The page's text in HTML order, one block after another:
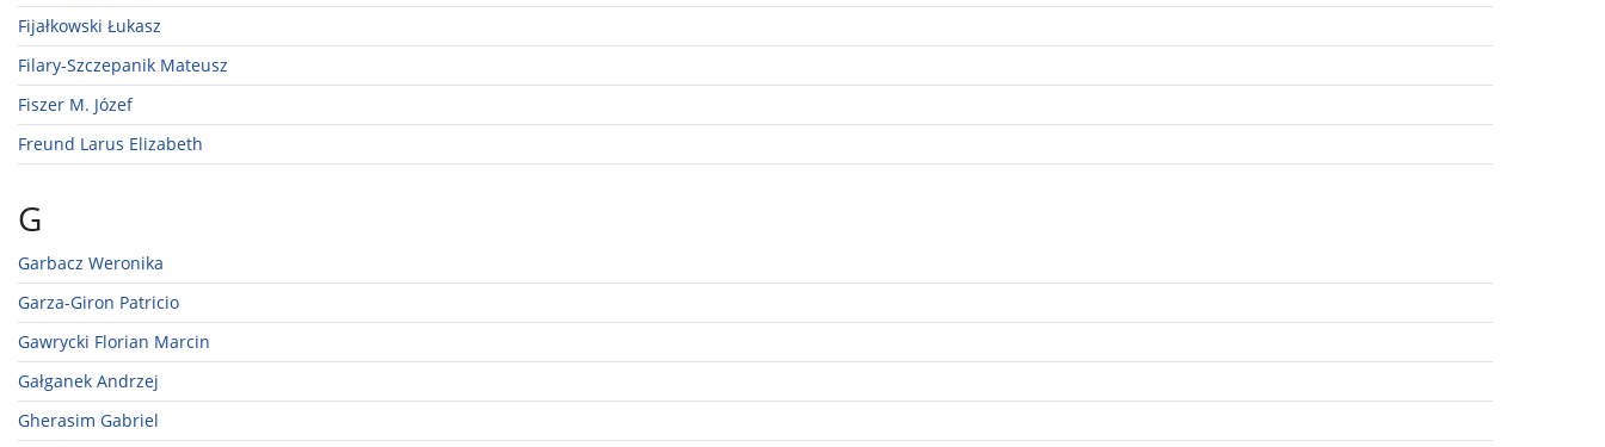
Fijałkowski Łukasz
Filary-Szczepanik Mateusz
Fiszer M. Józef
Freund Larus Elizabeth
G
Garbacz Weronika
Garza-Giron Patricio
Gawrycki Florian Marcin
Gałganek Andrzej
Gherasim Gabriel